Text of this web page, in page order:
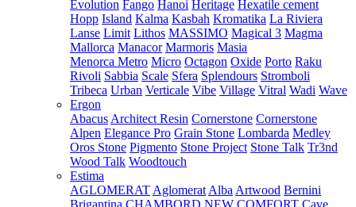
Evolution Fango Hanoi Heritage Hexatile cement
Hopp Island Kalma Kasbah Kromatika La Riviera
Lanse Limit Lithos MASSIMO Magical 3 Magma
Mallorca Manacor Marmoris Masia
Menorca Metro Micro Octagon Oxide Porto Raku
Rivoli Sabbia Scale Sfera Splendours Stromboli
Tribeca Urban Verticale Vibe Village Vitral Wadi Wave
Ergon
Abacus Architect Resin Cornerstone Cornerstone
Alpen Elegance Pro Grain Stone Lombarda Medley
Oros Stone Pigmento Stone Project Stone Talk Tr3nd
Wood Talk Woodtouch
Estima
AGLOMERAT Aglomerat Alba Artwood Bernini